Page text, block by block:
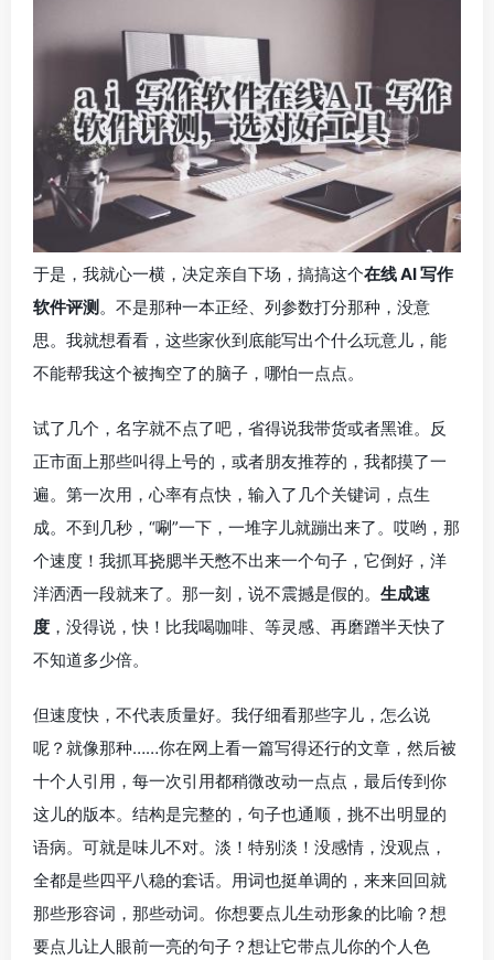
于是，我就心一横，决定亲自下场，搞搞这个在线 AI 写作
软件评测。不是那种一本正经、列参数打分那种，没意
思。我就想看看，这些家伙到底能写出个什么玩意儿，能
不能帮我这个被掏空了的脑子，哪怕一点点。
试了几个，名字就不点了吧，省得说我带货或者黑谁。反
正市面上那些叫得上号的，或者朋友推荐的，我都摸了一
遍。第一次用，心率有点快，输入了几个关键词，点生
成。不到几秒，“唰”一下，一堆字儿就蹦出来了。哎哟，那
个速度！我抓耳挠腮半天憋不出来一个句子，它倒好，洋
洋洒洒一段就来了。那一刻，说不震撼是假的。 生成速
度 ，没得说，快！比我喝咖啡、等灵感、再磨蹭半天快了
不知道多少倍。
但速度快，不代表质量好。我仔细看那些字儿，怎么说
呢？就像那种……你在网上看一篇写得还行的文章，然后被
十个人引用，每一次引用都稍微改动一点点，最后传到你
这儿的版本。结构是完整的，句子也通顺，挑不出明显的
语病。可就是味儿不对。淡！特别淡！没感情，没观点，
全都是些四平八稳的套话。用词也挺单调的，来来回回就
那些形容词，那些动词。你想要点儿生动形象的比喻？想
要点儿让人眼前一亮的句子？想让它带点儿你的个人色